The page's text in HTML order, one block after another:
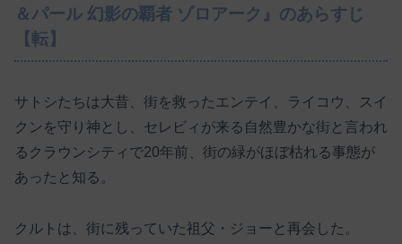
＆パール 幻影の覇者 ゾロアーク』のあらすじ
【転】
サトシたちは大昔、街を救ったエンテイ、ライコウ、スイ
クンを守り神とし、セレビィが来る自然豊かな街と言われ
るクラウンシティで20年前、街の緑がほぼ枯れる事態が
あったと知る。
クルトは、街に残っていた祖父・ジョーと再会した。